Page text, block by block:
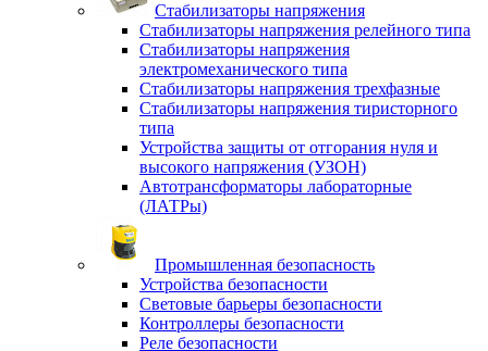
Стабилизаторы напряжения
Стабилизаторы напряжения релейного типа
Стабилизаторы напряжения
электромеханического типа
Стабилизаторы напряжения трехфазные
Стабилизаторы напряжения тиристорного
типа
Устройства защиты от отгорания нуля и
высокого напряжения (УЗОН)
Автотрансформаторы лабораторные
(ЛАТРы)
Промышленная безопасность
Устройства безопасности
Световые барьеры безопасности
Контроллеры безопасности
Реле безопасности